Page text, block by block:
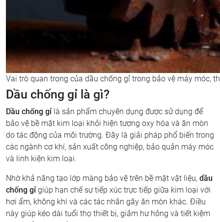
Vai trò quan trọng của dầu chống gỉ trong bảo vệ máy móc,
Dầu chống gỉ là gì?
Dầu chống gỉ là sản phẩm chuyên dụng được sử dụng để
bảo vệ bề mặt kim loại khỏi hiện tượng oxy hóa và ăn mòn
do tác động của môi trường. Đây là giải pháp phổ biến trong
các ngành cơ khí, sản xuất công nghiệp, bảo quản máy móc
và linh kiện kim loại.
Nhờ khả năng tạo lớp màng bảo vệ trên bề mặt vật liệu, dầu
chống gỉ giúp hạn chế sự tiếp xúc trực tiếp giữa kim loại với
hơi ẩm, không khí và các tác nhân gây ăn mòn khác. Điều
này giúp kéo dài tuổi thọ thiết bị, giảm hư hỏng và tiết kiệm